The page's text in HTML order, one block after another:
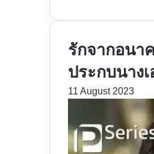
รักจากอนา
ประกบนาง
11 August 2023